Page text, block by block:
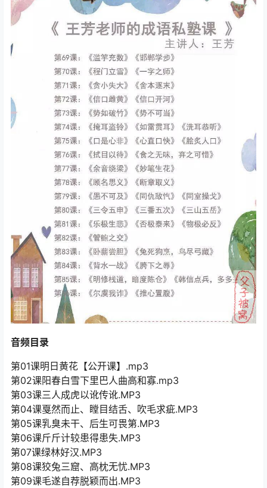
音频目录
第01课明日黄花【公开课】.mp3
第02课阳春白雪下里巴人曲高和寡.mp3
第03课三人成虎以讹传讹.MP3
第04课戛然而止、瞠目结舌、吹毛求疵.MP3
第05课乳臭未干、后生可畏第.MP3
第06课斤斤计较患得患失.MP3
第07课绿林好汉.MP3
第08课狡兔三窟、高枕无忧.MP3
第09课毛遂自荐脱颖而出.MP3